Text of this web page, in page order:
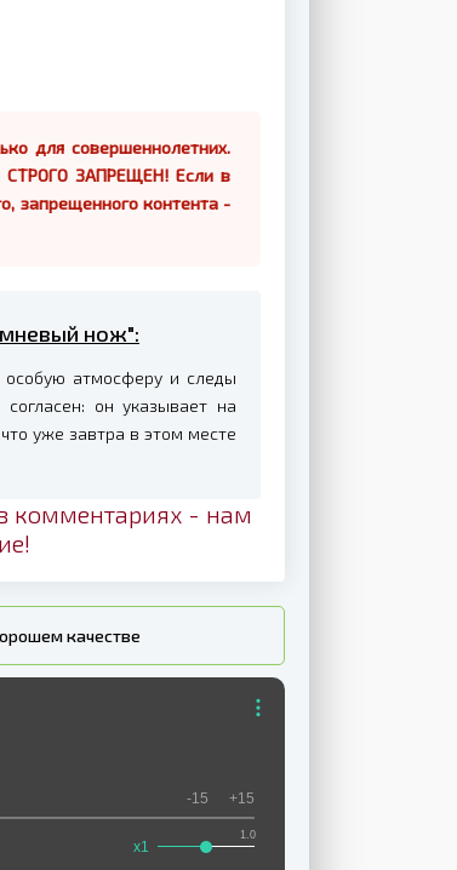
для совершеннолетних.
СТРОГО ЗАПРЕЩЕН! Если в
запрещенного контента -
нож":
атмосферу и следы
он указывает на
уже завтра в этом месте
комментариях - нам
качестве
1.0
x1
-15 +15